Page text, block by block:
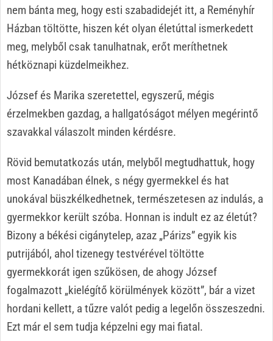
nem bánta meg, hogy esti szabadidejét itt, a Reményhír
Házban töltötte, hiszen két olyan életúttal ismerkedett
meg, melyből csak tanulhatnak, erőt meríthetnek
hétköznapi küzdelmeikhez.
József és Marika szeretettel, egyszerű, mégis
érzelmekben gazdag, a hallgatóságot mélyen megérintő
szavakkal válaszolt minden kérdésre.
Rövid bemutatkozás után, melyből megtudhattuk, hogy
most Kanadában élnek, s négy gyermekkel és hat
unokával büszkélkedhetnek, természetesen az indulás, a
gyermekkor került szóba. Honnan is indult ez az életút?
Bizony a békési cigánytelep, azaz „Párizs” egyik kis
putrijából, ahol tizenegy testvérével töltötte
gyermekkorát igen szűkösen, de ahogy József
fogalmazott „kielégítő körülmények között”, bár a vizet
hordani kellett, a tűzre valót pedig a legelőn összeszedni.
Ezt már el sem tudja képzelni egy mai fiatal.